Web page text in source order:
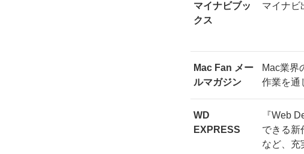
マイナビブッ
クス
マイナビ
Mac Fan メー
ルマガジン
Mac業界
作業を通
WD
EXPRESS
『Web
できる新
など、充